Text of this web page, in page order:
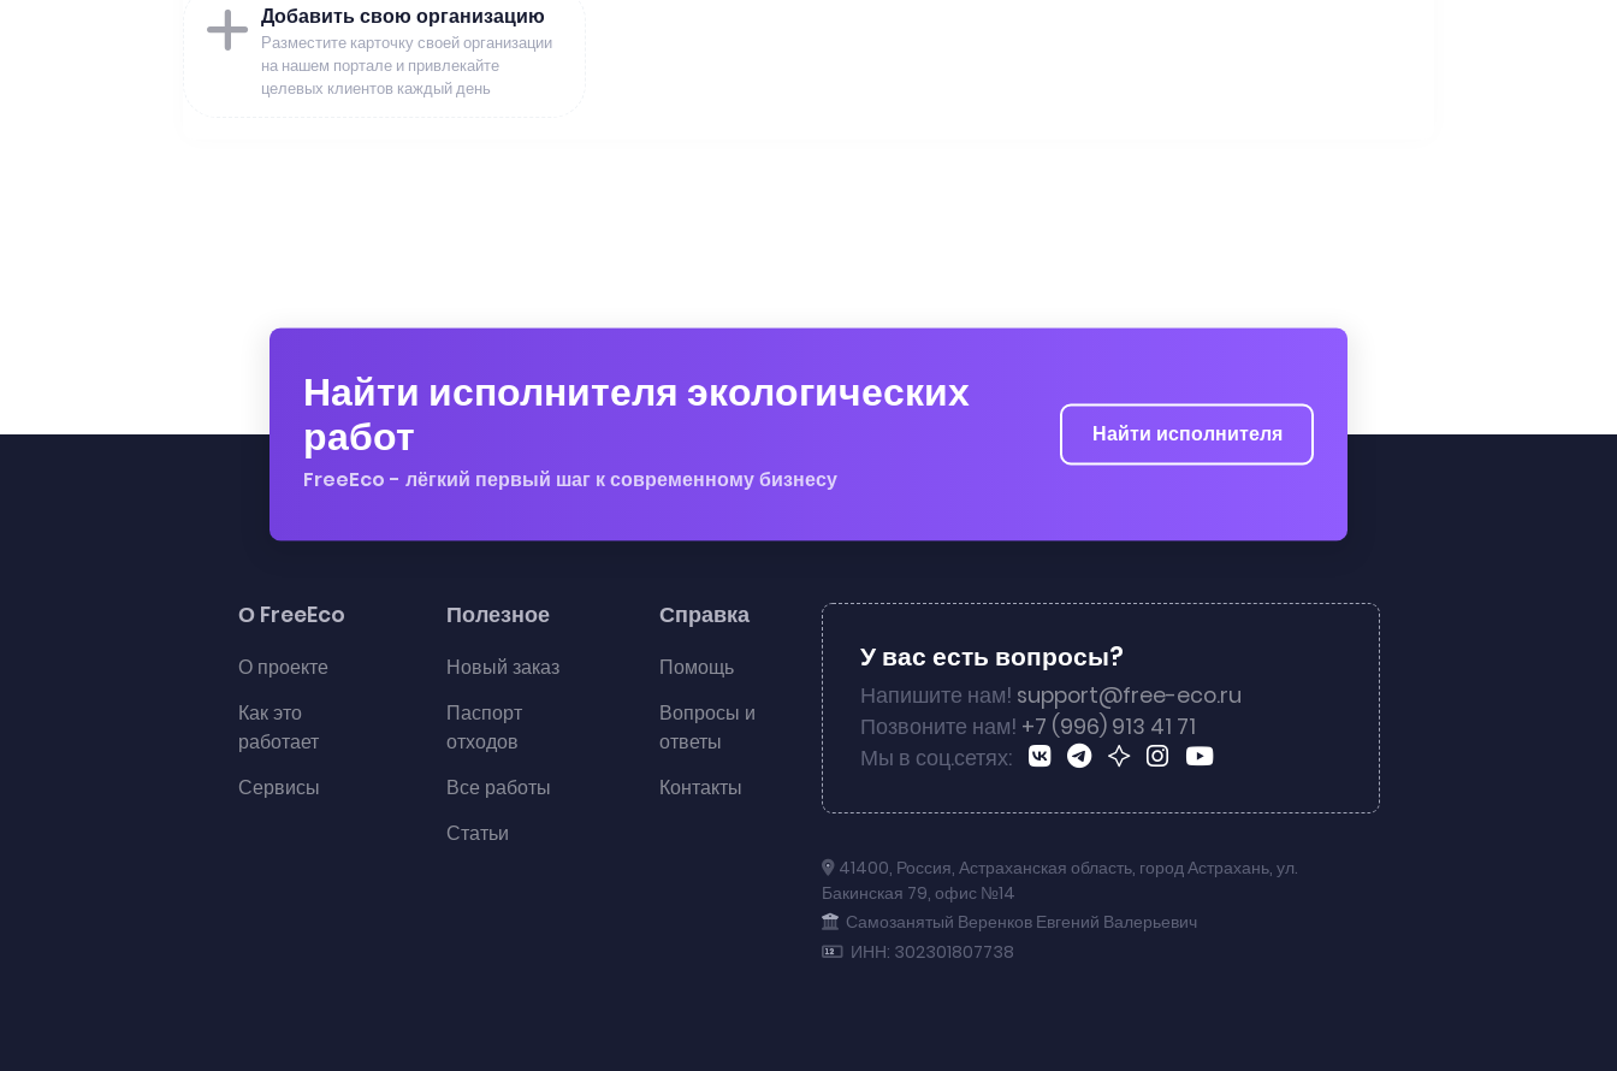
Добавить свою организацию
Разместите карточку своей организации
на нашем портале и привлекайте
целевых клиентов каждый день
Найти исполнителя экологических
работ
FreeEco - лёгкий первый шаг к современному бизнесу
Найти исполнителя
О FreeEco
О проекте
Как это
работает
Сервисы
Полезное
Новый заказ
Паспорт
отходов
Все работы
Статьи
Справка
Помощь
Вопросы и
ответы
Контакты
У вас есть вопросы?
Напишите нам! support@free-eco.ru
Позвоните нам! +7 (996) 913 41 71
Мы в соц.сетях:
41400, Россия, Астраханская область, город Астрахань, ул.
Бакинская 79, офис №14
Самозанятый Веренков Евгений Валерьевич
ИНН: 302301807738